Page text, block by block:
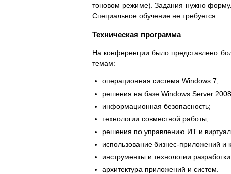
тоновом режиме). Задания нужно
Специальное обучение не требуется.
Техническая программа
На конференции было представлено
темам:
операционная система Windows 7;
решения на базе Windows Server
информационная безопасность;
технологии совместной работы;
решения по управлению ИТ и
использование бизнес-приложений и
инструменты и технологии
архитектура приложений и систем.